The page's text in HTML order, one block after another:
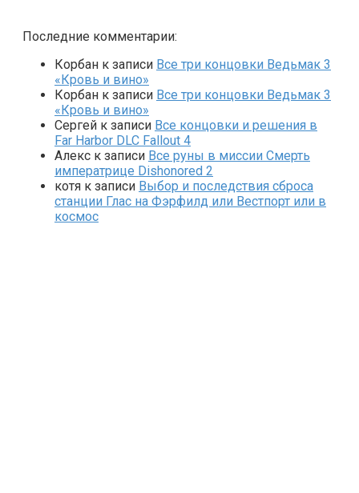
Последние комментарии:
Корбан к записи Все три концовки Ведьмак 3
«Кровь и вино»
Корбан к записи Все три концовки Ведьмак 3
«Кровь и вино»
Сергей к записи Все концовки и решения в
Far Harbor DLC Fallout 4
Алекс к записи Все руны в миссии Смерть
императрице Dishonored 2
котя к записи Выбор и последствия сброса
станции Глас на Фэрфилд или Вестпорт или в
космос